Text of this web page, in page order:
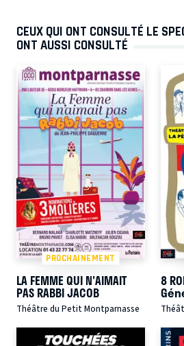
CEUX QUI ONT CONSULTÉ LE
ONT AUSSI CONSULTÉ
PROCHAINEMENT
LA FEMME QUI N'AIMAIT
PAS RABBI JACOB
Théâtre du Petit Montparnasse
8